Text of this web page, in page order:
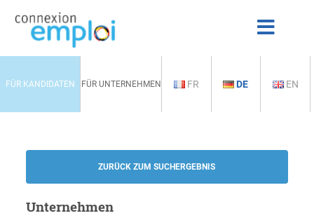
FÜR KANDIDATEN FÜR UNTERNEHMEN FR DE EN
ZURÜCK ZUM SUCHERGEBNIS
Unternehmen